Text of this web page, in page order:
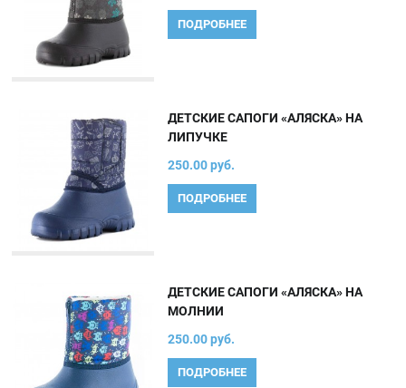
ПОДРОБНЕЕ
ДЕТСКИЕ САПОГИ «АЛЯСКА» НА
ЛИПУЧКЕ
250.00 руб.
ПОДРОБНЕЕ
ДЕТСКИЕ САПОГИ «АЛЯСКА» НА
МОЛНИИ
250.00 руб.
ПОДРОБНЕЕ